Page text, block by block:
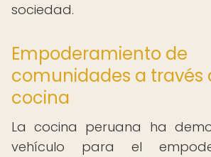
sociedad.
Empoderamiento de
comunidades a través
cocina
La cocina peruana ha
vehículo para el